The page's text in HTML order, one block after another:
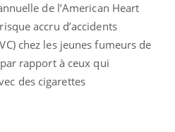
de l’American Heart
accru d’accidents
chez les jeunes fumeurs de
rapport à ceux qui
des cigarettes